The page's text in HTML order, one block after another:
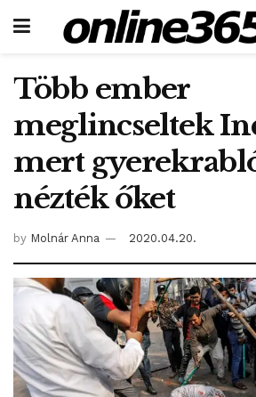
Több ember
meglincseltek
mert
nézték őket
by Molnár Anna 2020.04.20.